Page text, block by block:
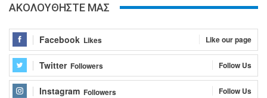
ΑΚΟΛΟΥΘΗΣΤΕ ΜΑΣ
Facebook Likes Like our page
Twitter Followers Follow Us
Instagram Followers Follow Us